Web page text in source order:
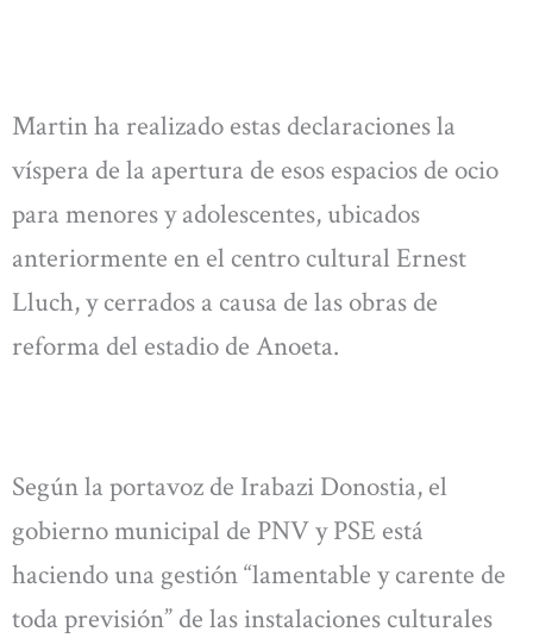
Martin ha realizado estas declaraciones la
víspera de la apertura de esos espacios de ocio
para menores y adolescentes, ubicados
anteriormente en el centro cultural Ernest
Lluch, y cerrados a causa de las obras de
reforma del estadio de Anoeta.
Según la portavoz de Irabazi Donostia, el
gobierno municipal de PNV y PSE está
haciendo una gestión “lamentable y carente de
toda previsión” de las instalaciones culturales